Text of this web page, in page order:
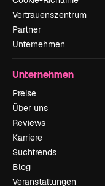
Vertrauenszentrum
Partner
Unternehmen
Unternehmen
Preise
Über uns
Reviews
Karriere
Suchtrends
Blog
Veranstaltungen